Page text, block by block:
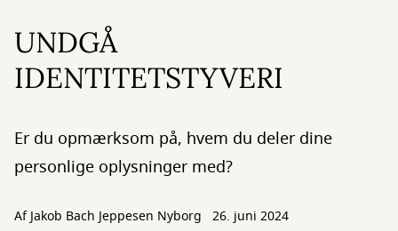
UNDGÅ
IDENTITETSTYVERI
Er du opmærksom på, hvem du deler dine
personlige oplysninger med?
AfJakob Bach Jeppesen Nyborg 26. juni 2024